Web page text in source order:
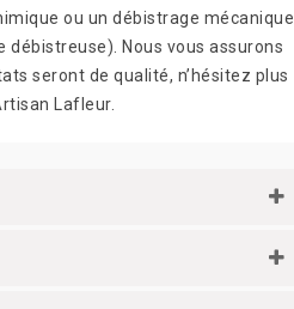
ou un débistrage mécanique
débistreuse). Nous vous assurons
seront de qualité, n’hésitez plus
Lafleur.